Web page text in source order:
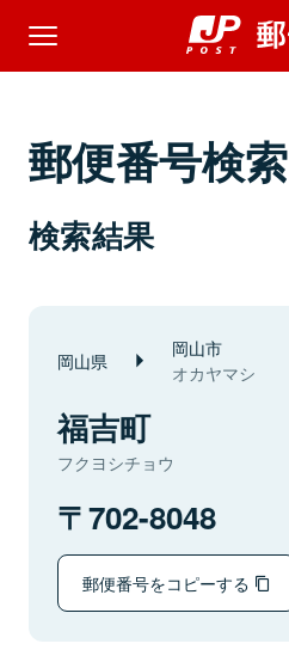
郵便番号検索
検索結果
岡山県 岡山市
オカヤマシ
福吉町
フクヨシチョウ
702-8048
郵便番号をコピーする